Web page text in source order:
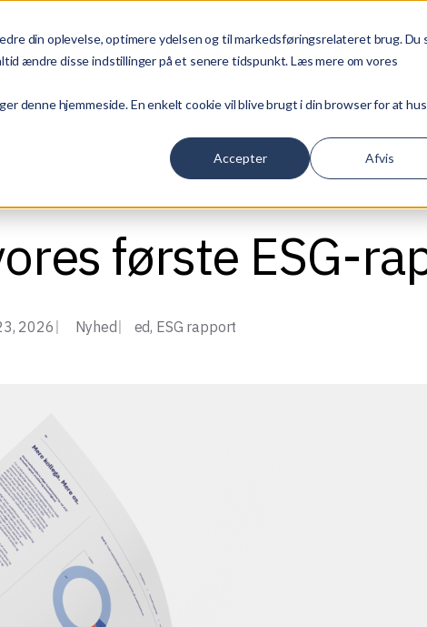
din oplevelse, optimere ydelsen og til markedsføringsrelateret brug. Du
ændre disse indstillinger på et senere tidspunkt. Læs mere om vores
denne hjemmeside. En enkelt cookie vil blive brugt i din browser for at
Accepter Afvis
referencerCSR og miljø Karriere Om os Kontakt os
første ESG-
2026 Nyhed ed, ESG rapport